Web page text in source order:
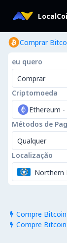
Comprar
eu quero
Comprar
Criptomoeda
Ethereum -
Métodos de
Qualquer
Localização
Northern
 Compre
 Compre